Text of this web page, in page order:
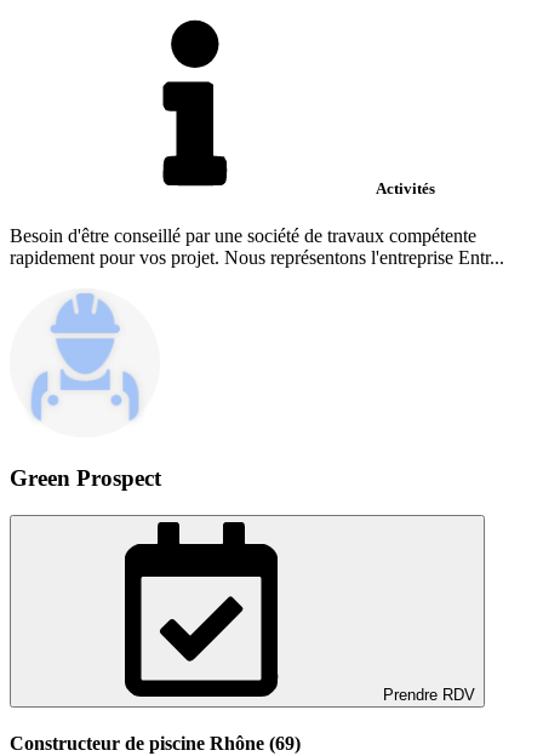
Activités
Besoin d'être conseillé par une société de travaux compétente
rapidement pour vos projet. Nous représentons l'entreprise Entr...
Green Prospect
Prendre RDV
Constructeur de piscine Rhône (69)